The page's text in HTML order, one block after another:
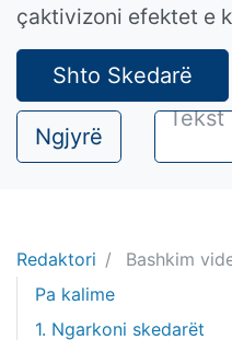
çaktivizoni efektet e
Shto Skedarë
Ngjyrë
Redaktori
Bashkim
Pa kalime
1. Ngarkoni skedarët